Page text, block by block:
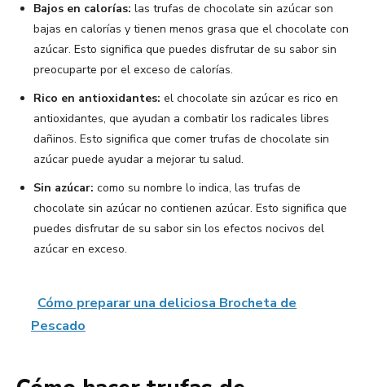
Bajos en calorías: las trufas de chocolate sin azúcar son
bajas en calorías y tienen menos grasa que el chocolate con
azúcar. Esto significa que puedes disfrutar de su sabor sin
preocuparte por el exceso de calorías.
Rico en antioxidantes: el chocolate sin azúcar es rico en
antioxidantes, que ayudan a combatir los radicales libres
dañinos. Esto significa que comer trufas de chocolate sin
azúcar puede ayudar a mejorar tu salud.
Sin azúcar: como su nombre lo indica, las trufas de
chocolate sin azúcar no contienen azúcar. Esto significa que
puedes disfrutar de su sabor sin los efectos nocivos del
azúcar en exceso.
Cómo preparar una deliciosa Brocheta de
Pescado